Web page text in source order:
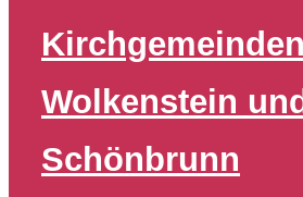
Kirchgemeinden
Wolkenstein und
Schönbrunn